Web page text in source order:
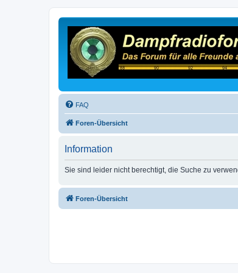
FAQ
Foren-Übersicht
Information
Sie sind leider nicht berechtigt, die Suche zu
Foren-Übersicht